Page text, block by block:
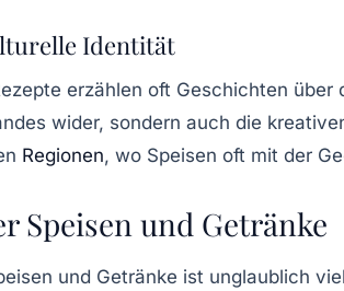
Identität
erzählen oft Geschichten
wider, sondern auch die
Regionen, wo Speisen oft mit der
Speisen und Getränke
und Getränke ist unglaublich